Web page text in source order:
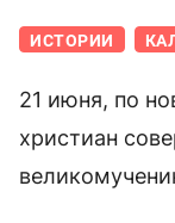
ИСТОРИИ
21 июня, по
христиан